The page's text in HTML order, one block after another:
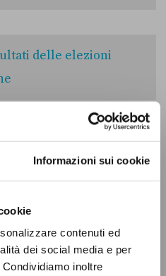
Informazioni sui cookie
contenuti ed
dei social media e per
inoltre
delle elezioni
STA PER
sulla legge
ai sostenitori.